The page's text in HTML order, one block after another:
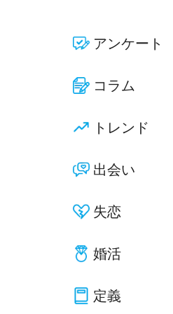
アンケート
コラム
トレンド
出会い
失恋
婚活
定義